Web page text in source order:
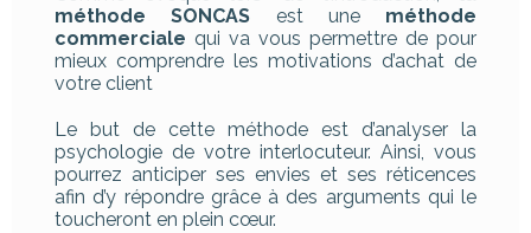
méthode SONCAS est une méthode
commerciale qui va vous permettre de pour
mieux comprendre les motivations d’achat de
votre client
Le but de cette méthode est d’analyser la
psychologie de votre interlocuteur. Ainsi, vous
pourrez anticiper ses envies et ses réticences
afin d’y répondre grâce à des arguments qui le
toucheront en plein cœur.